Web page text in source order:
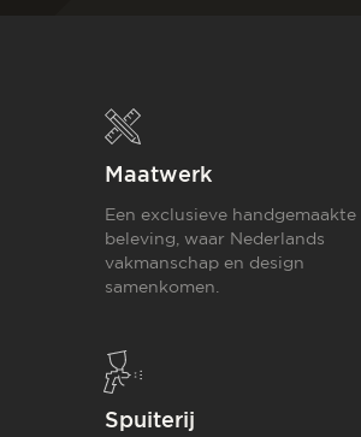
Maatwerk
Een exclusieve handgemaakte
beleving, waar Nederlands
vakmanschap en design
samenkomen.
Spuiterij